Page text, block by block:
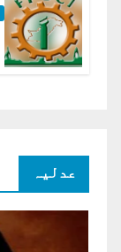
عدلیہ